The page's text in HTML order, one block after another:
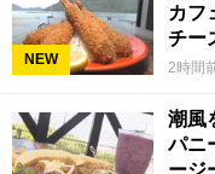
NEW
カフ
チー
ェ】
2時間
潮風
パニ
ージ